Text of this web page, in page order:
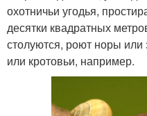
охотничьи угодья,
десятки квадратных
столуются, роют норы
или кротовьи, например.